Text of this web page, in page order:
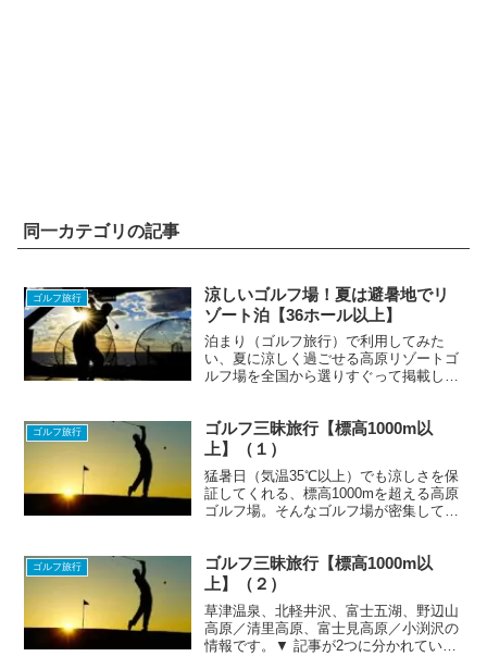
同一カテゴリの記事
ゴルフ旅行
涼しいゴルフ場！夏は避暑地でリ
ゾート泊【36ホール以上】
泊まり（ゴルフ旅行）で利用してみた
い、夏に涼しく過ごせる高原リゾートゴ
ルフ場を全国から選りすぐって掲載しま
ゴルフ旅行
ゴルフ三昧旅行【標高1000m以
上】（１）
猛暑日（気温35℃以上）でも涼しさを保
証してくれる、標高1000mを超える高原
ゴルフ場。そんなゴルフ場が密集してい
ラウンド以上のゴルフ旅行"をしたいと
いうゴルファーの...
ゴルフ旅行
ゴルフ三昧旅行【標高1000m以
上】（２）
草津温泉、北軽井沢、富士五湖、野辺山
高原／清里高原、富士見高原／小渕沢の
情報です。▼ 記事が2つに分かれていま